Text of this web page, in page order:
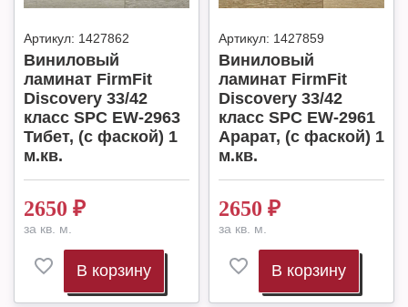
Артикул: 1427862
Виниловый
ламинат FirmFit
Discovery 33/42
класс SPC EW-2963
Тибет, (с фаской) 1
м.кв.
2650 ₽
за кв. м.
В корзину
Артикул: 1427859
Виниловый
ламинат FirmFit
Discovery 33/42
класс SPC EW-2961
Арарат, (с фаской) 1
м.кв.
2650 ₽
за кв. м.
В корзину